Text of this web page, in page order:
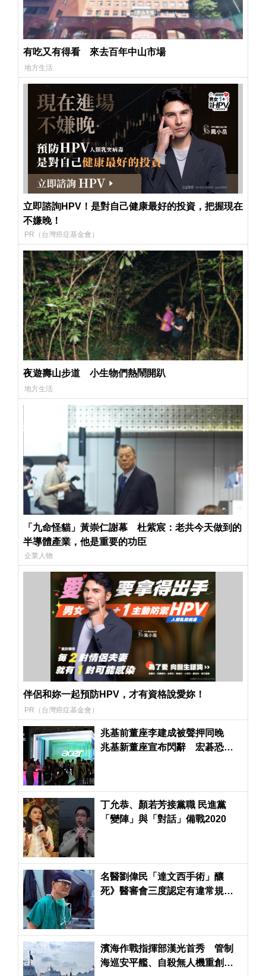
有吃又有得看 來去百年中山市場
地方生活
立即諮詢HPV！是對自己健康最好的投資，把握現在
不嫌晚！
PR（台灣癌症基金會）
夜遊壽山步道 小生物們熱鬧開趴
地方生活
「九命怪貓」黃崇仁謝幕 杜紫宸：老共今天做到的
半導體產業，他是重要的功臣
企業人物
伴侶和妳一起預防HPV，才有資格說愛妳！
PR（台灣癌症基金會）
兆基前董座李建成被聲押同晚
兆基新董座宣布閃辭 宏碁恐得
丁允恭、顏若芳接黨職 民進黨
「變陣」與「對話」備戰2020
名醫劉偉民「達文西手術」釀
死》醫審會三度認定有違常規
濱海作戰指揮部漢光首秀 管制
海巡安平艦、自殺無人機重創共